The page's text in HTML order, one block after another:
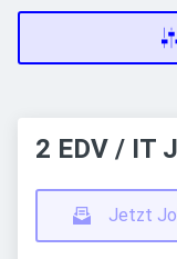
2 EDV / IT
Jetzt